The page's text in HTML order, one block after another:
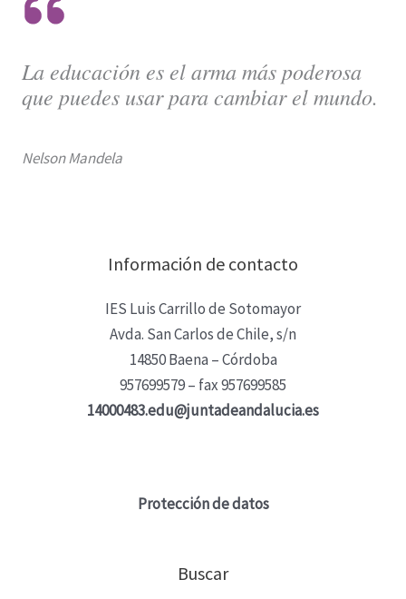
La educación es el arma más poderosa
que puedes usar para cambiar el mundo.
Nelson Mandela
Información de contacto
IES Luis Carrillo de Sotomayor
Avda. San Carlos de Chile, s/n
14850 Baena – Córdoba
957699579 – fax 957699585
14000483.edu@juntadeandalucia.es
Protección de datos
Buscar